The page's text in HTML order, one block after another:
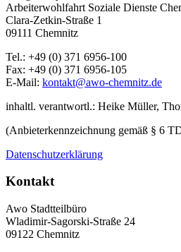
Arbeiterwohlfahrt Soziale Dienste
Clara-Zetkin-Straße 1
09111 Chemnitz
Tel.: +49 (0) 371 6956-100
Fax: +49 (0) 371 6956-105
E-Mail: kontakt@awo-chemnitz.de
inhaltl. verantwortl.: Heike Müller,
(Anbieterkennzeichnung gemäß § 6
Datenschutzerklärung
Kontakt
Awo Stadtteilbüro
Wladimir-Sagorski-Straße 24
09122 Chemnitz